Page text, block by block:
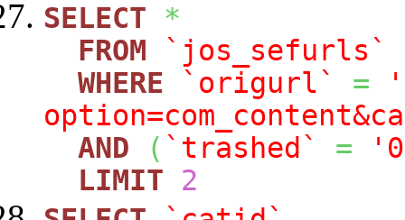
SELECT
*
FROM
`jos_sefurls`
WHERE
`origurl` =
AND
( `trashed` =
LIMIT
2